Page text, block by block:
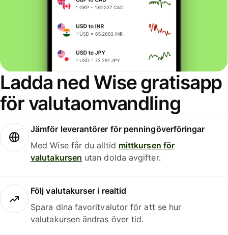
Ladda ned Wise gratisapp
för valutaomvandling
Jämför leverantörer för penningöverföringar
Med Wise får du alltid mittkursen för
valutakursen utan dolda avgifter.
Följ valutakurser i realtid
Spara dina favoritvalutor för att se hur
valutakursen ändras över tid.